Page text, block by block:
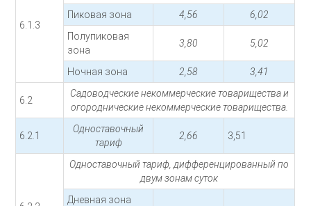
6.1.3
Пиковая зона 4,56
6,02
Полупиковая
зона
3,80 5,02
Ночная зона 2,58 3,41
6.2
Садоводческие некоммерческие товарищества и
огороднические некоммерческие товарищества.
6.2.1
Одноставочный
тариф
2,66 3,51
Одноставочный тариф, дифференцированный по
двум зонам суток
Дневная зона